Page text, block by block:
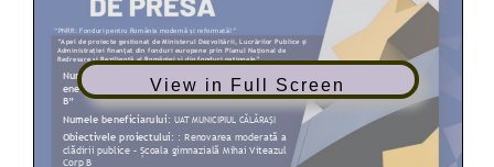
View in Full Screen